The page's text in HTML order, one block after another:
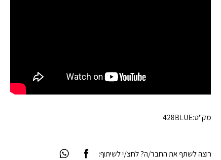
מק"ט:428BLUE
רוצה לשתף את החבר/ה? לחצ/י לשיתוף: